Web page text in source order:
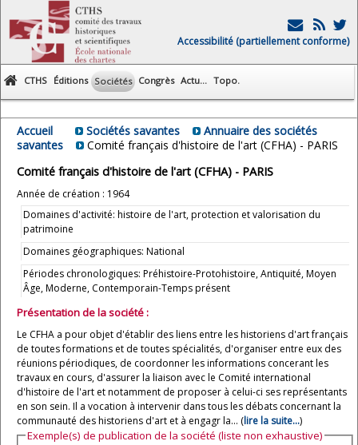
Accessibilité (partiellement conforme)
CTHS Éditions Sociétés Congrès Actu... Topo.
Accueil Sociétés savantes
Annuaire des sociétés
savantes
Comité français d'histoire de l'art (CFHA) - PARIS
Comité français d'histoire de l'art (CFHA) - PARIS
Année de création : 1964
Domaines d'activité: histoire de l'art, protection et valorisation du
patrimoine
Domaines géographiques: National
Périodes chronologiques: Préhistoire-Protohistoire, Antiquité, Moyen
Âge, Moderne, Contemporain-Temps présent
Présentation de la société :
Le CFHA a pour objet d'établir des liens entre les historiens d'art français
de toutes formations et de toutes spécialités, d'organiser entre eux des
réunions périodiques, de coordonner les informations concerant les
travaux en cours, d'assurer la liaison avec le Comité international
d'histoire de l'art et notamment de proposer à celui-ci ses représentants
en son sein. Il a vocation à intervenir dans tous les débats concernant la
communauté des historiens d'art et à engagr la... (lire la suite...)
Exemple(s) de publication de la société (liste non exhaustive)